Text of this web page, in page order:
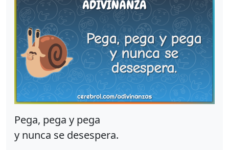
Pega, pega y pega
y nunca se desespera.